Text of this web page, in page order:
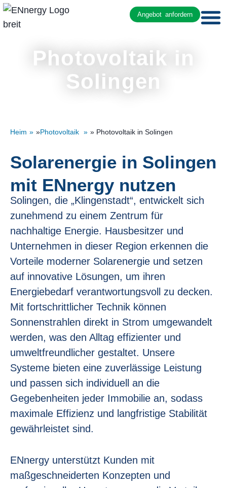
Angebot anfordern
Photovoltaik in
Solingen
Heim »Photovoltaik » Photovoltaik in Solingen
Solarenergie in Solingen
mit ENnergy nutzen
Solingen, die „Klingenstadt“, entwickelt sich
zunehmend zu einem Zentrum für
nachhaltige Energie. Hausbesitzer und
Unternehmen in dieser Region erkennen die
Vorteile moderner Solarenergie und setzen
auf innovative Lösungen, um ihren
Energiebedarf verantwortungsvoll zu decken.
Mit fortschrittlicher Technik können
Sonnenstrahlen direkt in Strom umgewandelt
werden, was den Alltag effizienter und
umweltfreundlicher gestaltet. Unsere
Systeme bieten eine zuverlässige Leistung
und passen sich individuell an die
Gegebenheiten jeder Immobilie an, sodass
maximale Effizienz und langfristige Stabilität
gewährleistet sind.
ENnergy unterstützt Kunden mit
maßgeschneiderten Konzepten und